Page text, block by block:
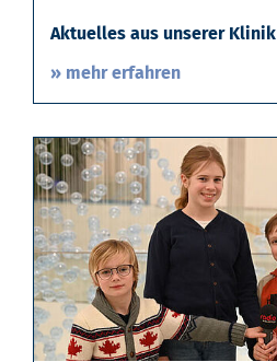
Aktuelles aus unserer Klinik
» mehr erfahren